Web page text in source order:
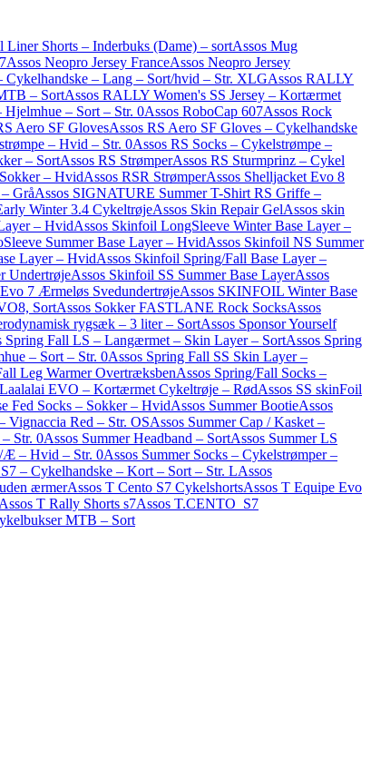
Liner Shorts – Inderbuks (Dame) – sortAssos Mug
Assos Neopro Jersey FranceAssos Neopro Jersey
– Lang – Sort/hvid – Str. XLGAssos RALLY
– SortAssos RALLY Women's SS Jersey – Kortærmet
– Sort – Str. 0Assos RoboCap 607Assos Rock
Aero SF GlovesAssos RS Aero SF Gloves – Cykelhandske
– Hvid – Str. 0Assos RS Socks – Cykelstrømpe –
– SortAssos RS StrømperAssos RS Sturmprinz – Cykel
– HvidAssos RSR StrømperAssos Shelljacket Evo 8
GråAssos SIGNATURE Summer T-Shirt RS Griffe –
Winter 3.4 CykeltrøjeAssos Skin Repair GelAssos skin
– HvidAssos Skinfoil LongSleeve Winter Base Layer –
Summer Base Layer – HvidAssos Skinfoil NS Summer
Layer – HvidAssos Skinfoil Spring/Fall Base Layer –
UndertrøjeAssos Skinfoil SS Summer Base LayerAssos
7 Ærmeløs SvedundertrøjeAssos SKINFOIL Winter Base
SortAssos Sokker FASTLANE Rock SocksAssos
rygsæk – 3 liter – SortAssos Sponsor Yourself
Spring Fall LS – Langærmet – Skin Layer – SortAssos Spring
– Sort – Str. 0Assos Spring Fall SS Skin Layer –
Leg Warmer OvertræksbenAssos Spring/Fall Socks –
Laalalai EVO – Kortærmet Cykeltrøje – RødAssos SS skinFoil
Fed Socks – Sokker – HvidAssos Summer BootieAssos
Vignaccia Red – Str. OSAssos Summer Cap / Kasket –
Str. 0Assos Summer Headband – SortAssos Summer LS
Æ – Hvid – Str. 0Assos Summer Socks – Cykelstrømper –
– Cykelhandske – Kort – Sort – Str. LAssos
ærmerAssos T Cento S7 CykelshortsAssos T Equipe Evo
Assos T Rally Shorts s7Assos T.CENTO_S7
MTB – Sort